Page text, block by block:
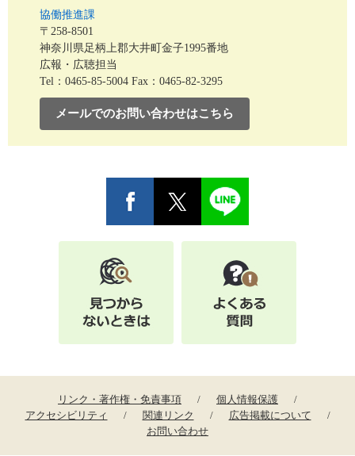
協働推進課
〒258-8501
神奈川県足柄上郡大井町金子1995番地
広報・広聴担当
Tel：0465-85-5004 Fax：0465-82-3295
メールでのお問い合わせはこちら
リンク・著作権・免責事項
個人情報保護
アクセシビリティ
関連リンク
広告掲載について
お問い合わせ